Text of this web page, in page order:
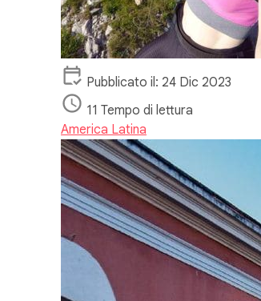
Pubblicato il: 24 Dic 2023
11 Tempo di lettura
America Latina